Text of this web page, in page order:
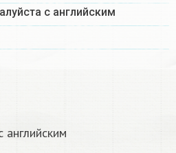
с английским